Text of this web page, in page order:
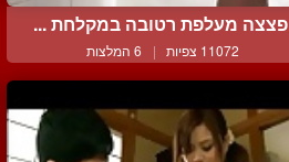
פצצה מעלפת רטובה במקלחת ...
11072 צפיות | 6 המלצות